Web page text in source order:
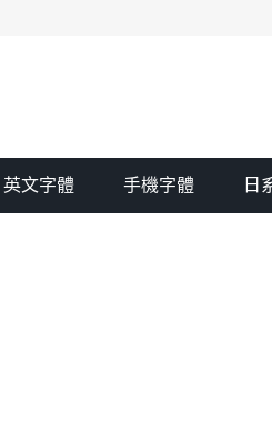
英文字體 手機字體 日